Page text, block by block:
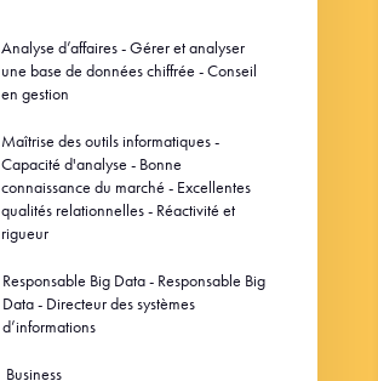
Analyse d’affaires - Gérer et analyser
une base de données chiffrée - Conseil
en gestion
Maîtrise des outils informatiques -
Capacité d'analyse - Bonne
connaissance du marché - Excellentes
qualités relationnelles - Réactivité et
rigueur
Responsable Big Data - Responsable Big
Data - Directeur des systèmes
d’informations
Business